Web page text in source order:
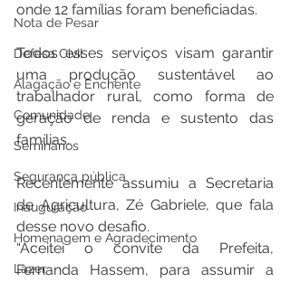
Nota de Pesar
Defesa Civil
Alagação e Enchente
Comunidade
Seminários
Segurança pública
Inauguração
Homenagem e Agradecimento
Lazer
onde 12 famílias foram beneficiadas.
Todos esses serviços visam garantir
uma produção sustentável ao
trabalhador rural, como forma de
geração de renda e sustento das
famílias.
Recentemente assumiu a Secretaria
de Agricultura, Zé Gabriele, que fala
desse novo desafio.
“Aceitei o convite da Prefeita,
Fernanda Hassem, para assumir a